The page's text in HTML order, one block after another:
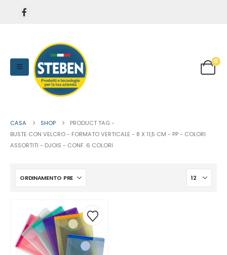
0
CASA SHOP
PRODUCT TAG -
BUSTE CON VELCRO - FORMATO VERTICALE - 8 X 11,5 CM - PP - COLORI
ASSORTITI - DJOIS - CONF. 6 COLORI